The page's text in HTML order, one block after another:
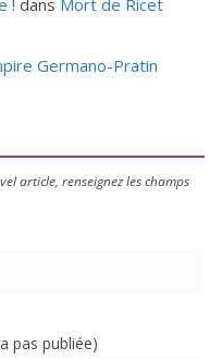
! dans Mort de Ricet
Germano-Pratin
article, ren­sei­gnez les champs
pas publiée)